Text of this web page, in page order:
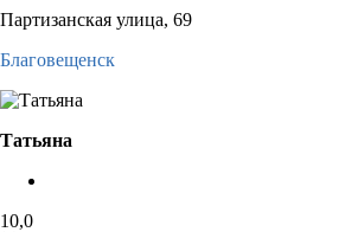
Партизанская улица, 69
Благовещенск
Татьяна
10,0